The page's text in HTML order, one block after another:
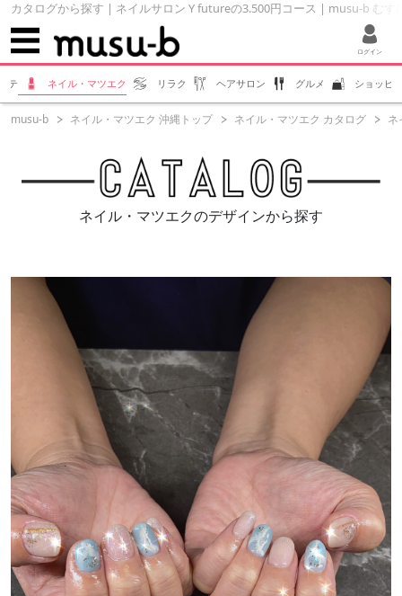
カタログから探す | ネイルサロン Y futureの3.500円コース | musu-b むす
ログイン
テ ネイル・マツエク リラク ヘアサロン グルメ ショッピ
musu-b ネイル・マツエク 沖縄トップ ネイル・マツエク カタログ ネ
ネイル・マツエクのデザインから探す